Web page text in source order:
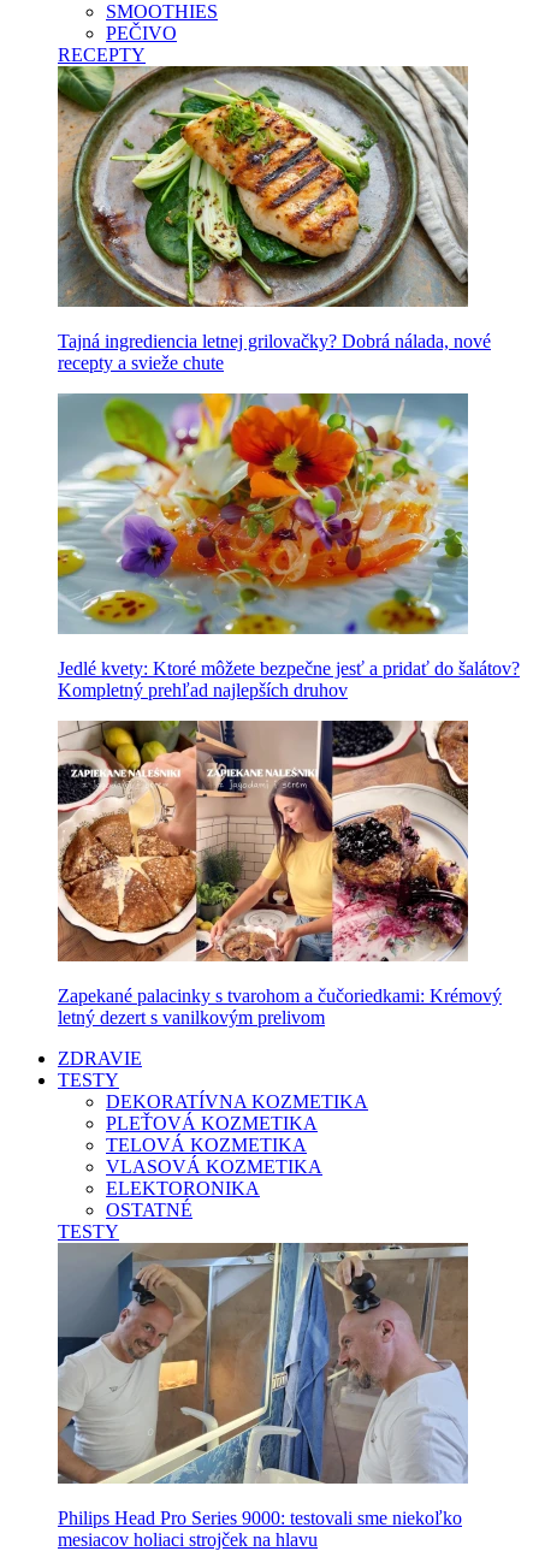
SMOOTHIES
PEČIVO
RECEPTY
Tajná ingrediencia letnej grilovačky? Dobrá nálada, nové
recepty a svieže chute
Jedlé kvety: Ktoré môžete bezpečne jesť a pridať do šalátov?
Kompletný prehľad najlepších druhov
Zapekané palacinky s tvarohom a čučoriedkami: Krémový
letný dezert s vanilkovým prelivom
ZDRAVIE
TESTY
DEKORATÍVNA KOZMETIKA
PLEŤOVÁ KOZMETIKA
TELOVÁ KOZMETIKA
VLASOVÁ KOZMETIKA
ELEKTORONIKA
OSTATNÉ
TESTY
Philips Head Pro Series 9000: testovali sme niekoľko
mesiacov holiaci strojček na hlavu